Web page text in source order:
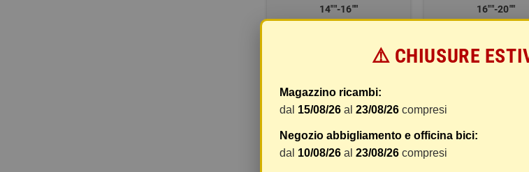
14""-16""
16""-20""
⚠️ CHIUSURE
Magazzino ricambi:
dal 15/08/26 al 23/08/26 compresi
Negozio abbigliamento e officina bici:
dal 10/08/26 al 23/08/26 compresi